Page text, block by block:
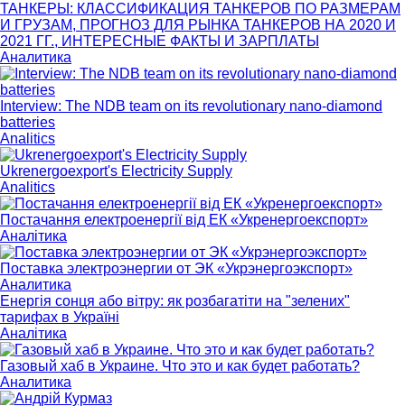
ТАНКЕРЫ: КЛАССИФИКАЦИЯ ТАНКЕРОВ ПО РАЗМЕРАМ
И ГРУЗАМ, ПРОГНОЗ ДЛЯ РЫНКА ТАНКЕРОВ НА 2020 И
2021 ГГ., ИНТЕРЕСНЫЕ ФАКТЫ И ЗАРПЛАТЫ
Аналитика
Interview: The NDB team on its revolutionary nano-diamond
batteries
Analitics
Ukrenergoexport's Electricity Supply
Analitics
Постачання електроенергії від ЕК «Укренергоекспорт»
Аналітика
Поставка электроэнергии от ЭК «Укрэнергоэкспорт»
Аналитика
Енергія сонця або вітру: як розбагатіти на "зелених"
тарифах в Україні
Аналітика
Газовый хаб в Украине. Что это и как будет работать?
Аналитика